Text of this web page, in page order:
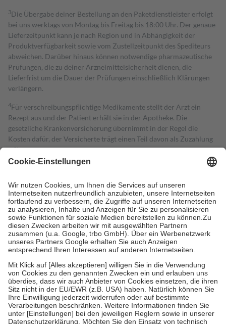
3Die Übergabe deiner Bestellung an den Paketdienstleister erfolgt
bei uns werktags von Montag bis Freitag bis 18:00 Uhr. Der genaue
Lieferzeitpunkt kann je nach Region und in Abhängigkeit der
Produktverfügbarkeit sowie vom Zustellzeitpunkt des Spediteurs
abweichen. Darüber hinaus können notwendige pharmazeutische
Prüfungen, die zu deiner Arzneimittelsicherheit dienen, die
Lieferfrist um die Dauer der Prüfungen einschließlich Klärungen
verlängern.
4Für verschreibungspflichtige Medikamente stellt der Arzt ein
Rezept aus und der Patient erhält sie in der Apotheke. Die
gesetzliche Krankenversicherung übernimmt in der Regel die
Kosten dafür, der Versicherte trägt einen Teil davon als Zuzahlung
mit.
Grundsätzlich leisten Mitglieder Zuzahlungen in Höhe von zehn
höchstens zehn Euro.
Es sind jedoch nie mehr als die tatsächlichen
Kosten der Leistung zu entrichten.
Diese Regeln gelten grundsätzlich auch für Online-Apotheken.
Bei Heilmitteln und häuslicher Krankenpflege beträgt die
Zuzahlung zehn Prozent der Kosten sowie zehn Euro je
Verordnung.
Um das Engagement der Versicherten für ihre eigene Gesundheit zu
stärken und die besondere Stellung der Familie zu unterstützen,
fallenkeine Zuzahlungenan bei:
• Kindern und Jugendlichen bis zum vollendeten 18. Lebensjahr
mit Ausnahme der Fahrkosten
• Untersuchungen zur Vorsorge und Früherkennung, die von der
GKV getragen werden
• empfohlenen Schutzimpfungen